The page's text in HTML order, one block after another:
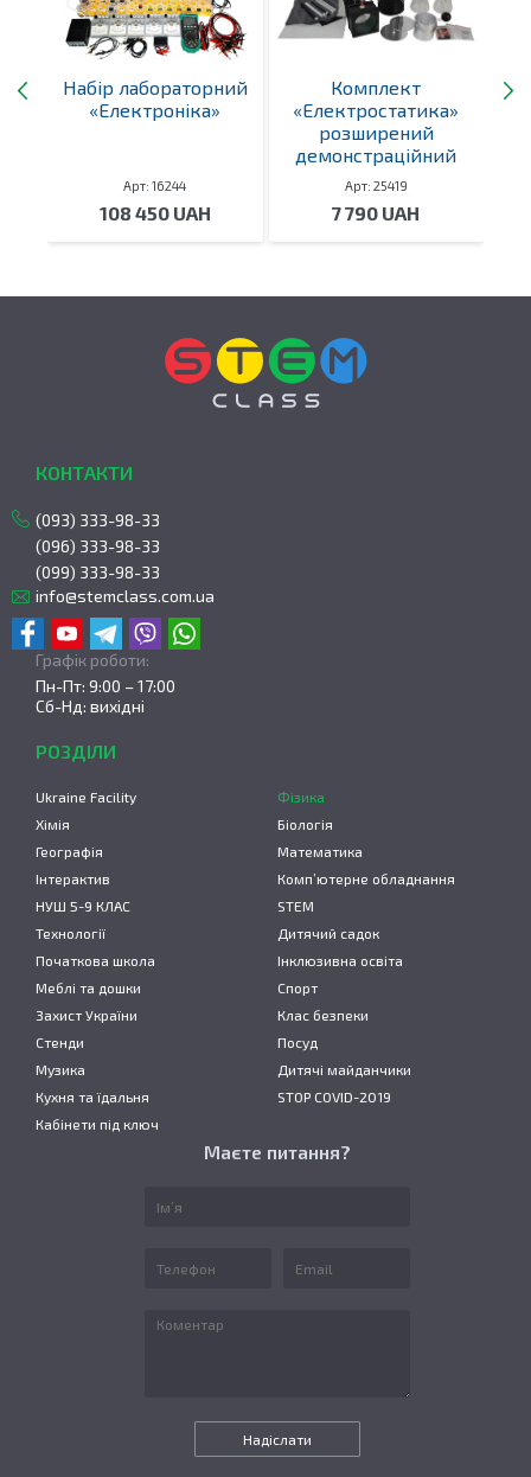
Набір лабораторний
«Електроніка»
Арт: 16244
108 450 UAH
Комплект
«Електростатика»
розширений
демонстраційний
Арт: 25419
7 790 UAH
КОНТАКТИ
(093) 333-98-33
(096) 333-98-33
(099) 333-98-33
info@stemclass.com.ua
Графік роботи:
Пн-Пт: 9:00 – 17:00
Сб-Нд: вихідні
РОЗДІЛИ
Ukraine Facility
Фізика
Хімія
Біологія
Географія
Математика
Інтерактив
Комп’ютерне обладнання
НУШ 5-9 КЛАС
STEM
Технології
Дитячий садок
Початкова школа
Інклюзивна освіта
Меблі та дошки
Спорт
Захист України
Клас безпеки
Стенди
Посуд
Музика
Дитячі майданчики
Кухня та їдальня
STOP COVID-2019
Кабінети під ключ
Маєте питання?